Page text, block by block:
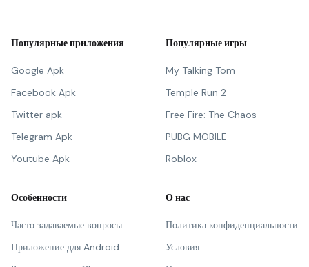
Популярные приложения
Google Apk
Facebook Apk
Twitter apk
Telegram Apk
Youtube Apk
Популярные игры
My Talking Tom
Temple Run 2
Free Fire: The Chaos
PUBG MOBILE
Roblox
Особенности
Часто задаваемые вопросы
Приложение для Android
О нас
Политика конфиденциальности
Условия